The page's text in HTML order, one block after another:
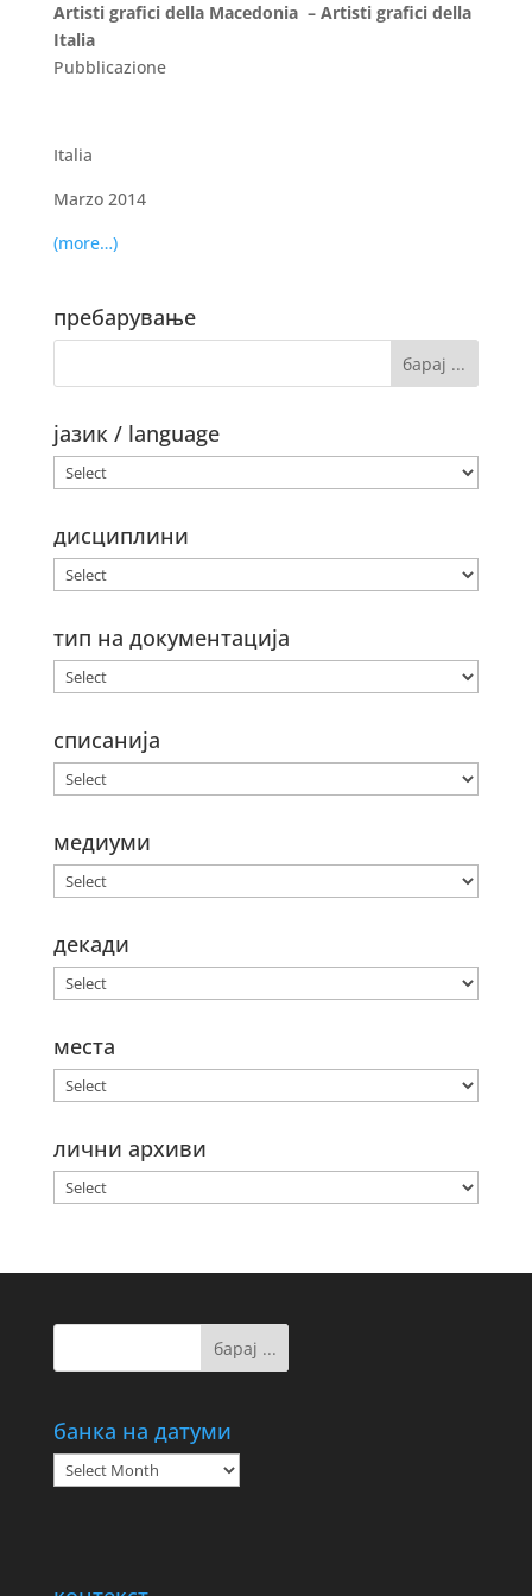
Artisti grafici della Macedonia – Artisti grafici della
Italia
Pubblicazione
Italia
Marzo 2014
(more…)
пребарување
јазик / language
дисциплини
тип на документација
списанија
медиуми
декади
места
лични архиви
банка на датуми
банка
на